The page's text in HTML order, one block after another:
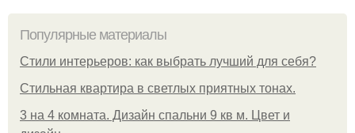
Популярные материалы
Стили интерьеров: как выбрать лучший для себя?
Стильная квартира в светлых приятных тонах.
3 на 4 комната. Дизайн спальни 9 кв м. Цвет и